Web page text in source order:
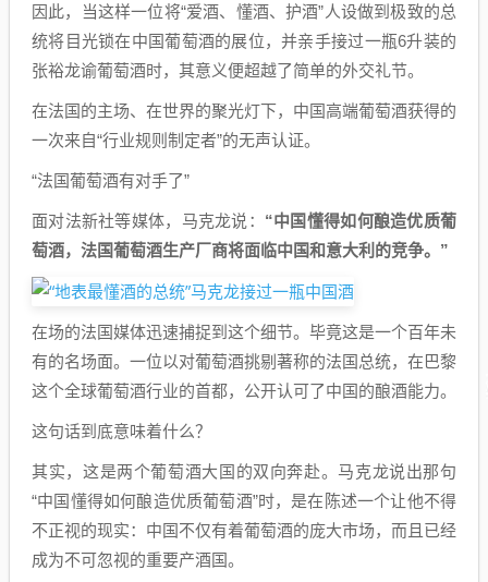
因此，当这样一位将“爱酒、懂酒、护酒”人设做到极致的总
统将目光锁在中国葡萄酒的展位，并亲手接过一瓶6升装的
张裕龙谕葡萄酒时，其意义便超越了简单的外交礼节。
在法国的主场、在世界的聚光灯下，中国高端葡萄酒获得的
一次来自“行业规则制定者”的无声认证。
“法国葡萄酒有对手了”
面对法新社等媒体，马克龙说： “中国懂得如何酿造优质葡
萄酒，法国葡萄酒生产厂商将面临中国和意大利的竞争。”
在场的法国媒体迅速捕捉到这个细节。毕竟这是一个百年未
有的名场面。一位以对葡萄酒挑剔著称的法国总统，在巴黎
这个全球葡萄酒行业的首都，公开认可了中国的酿酒能力。
这句话到底意味着什么？
其实，这是两个葡萄酒大国的双向奔赴。马克龙说出那句
“中国懂得如何酿造优质葡萄酒”时，是在陈述一个让他不得
不正视的现实：中国不仅有着葡萄酒的庞大市场，而且已经
成为不可忽视的重要产酒国。